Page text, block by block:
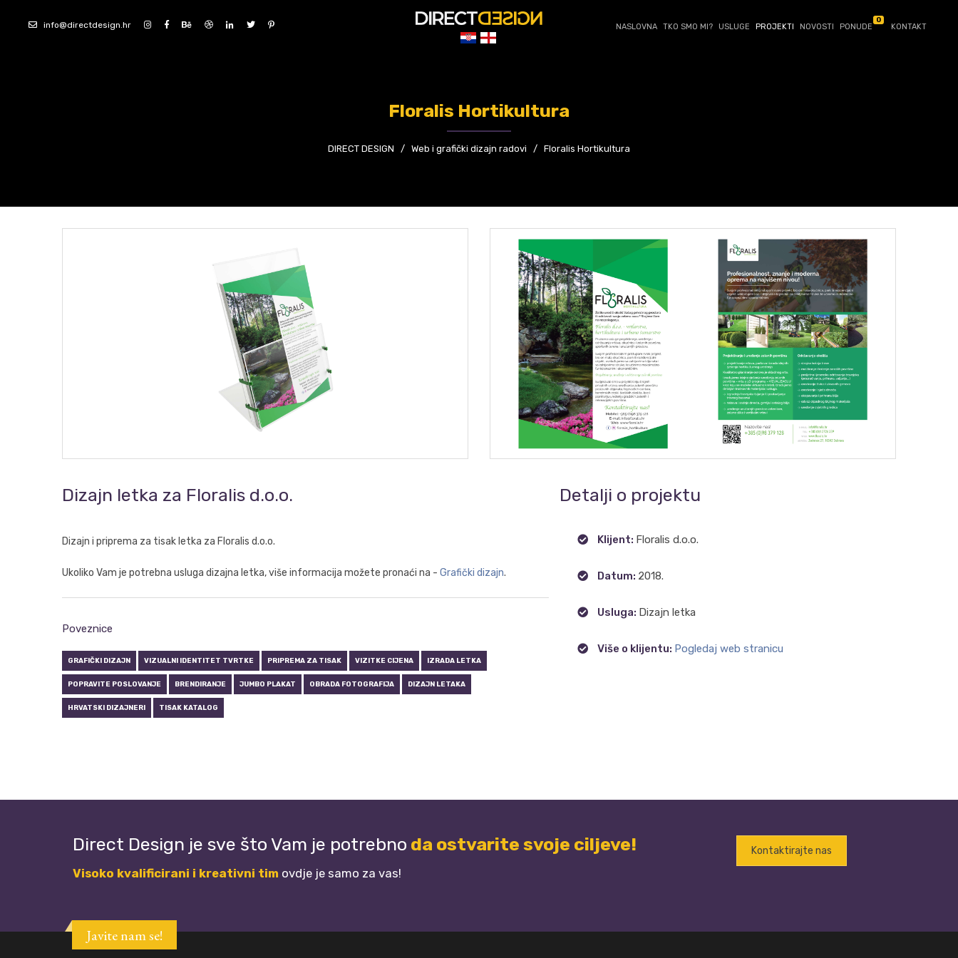
info@directdesign.hr NASLOVNA TKO SMO MI? USLUGE PROJEKTI NOVOSTI PONUDE
0
KONTAKT
Floralis Hortikultura
DIRECT DESIGN / Web i grafički dizajn radovi / Floralis Hortikultura
Dizajn letka za Floralis d.o.o.
Dizajn i priprema za tisak letka za Floralis d.o.o.
Ukoliko Vam je potrebna usluga dizajna letka, više informacija možete pronaći na - Grafički dizajn.
Poveznice
GRAFIČKI DIZAJN VIZUALNI IDENTITET TVRTKE PRIPREMA ZA TISAK VIZITKE CIJENA IZRADA LETKA
POPRAVITE POSLOVANJE BRENDIRANJE JUMBO PLAKAT OBRADA FOTOGRAFIJA DIZAJN LETAKA
HRVATSKI DIZAJNERI TISAK KATALOG
Detalji o projektu
Klijent: Floralis d.o.o.
Datum: 2018.
Usluga: Dizajn letka
Više o klijentu: Pogledaj web stranicu
Direct Design je sve što Vam je potrebno da ostvarite svoje ciljeve!
Visoko kvalificirani i kreativni tim ovdje je samo za vas!
Kontaktirajte nas
Javite nam se!